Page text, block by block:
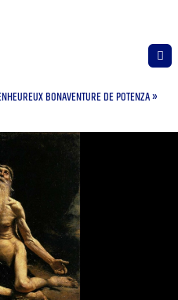
BONAVENTURE DE POTENZA »